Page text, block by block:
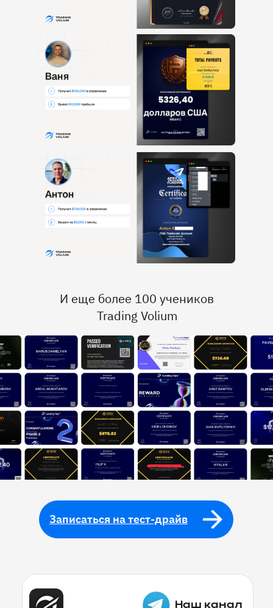
Записаться на тест-драйв
И еще более 100 учеников
Trading Volium
Наш канал